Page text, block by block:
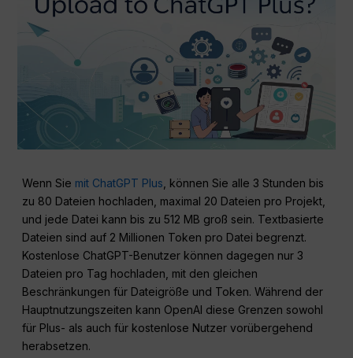
Wenn Sie mit ChatGPT Plus , können Sie alle 3 Stunden bis
zu 80 Dateien hochladen, maximal 20 Dateien pro Projekt,
und jede Datei kann bis zu 512 MB groß sein. Textbasierte
Dateien sind auf 2 Millionen Token pro Datei begrenzt.
Kostenlose ChatGPT-Benutzer können dagegen nur 3
Dateien pro Tag hochladen, mit den gleichen
Beschränkungen für Dateigröße und Token. Während der
Hauptnutzungszeiten kann OpenAI diese Grenzen sowohl
für Plus- als auch für kostenlose Nutzer vorübergehend
herabsetzen.